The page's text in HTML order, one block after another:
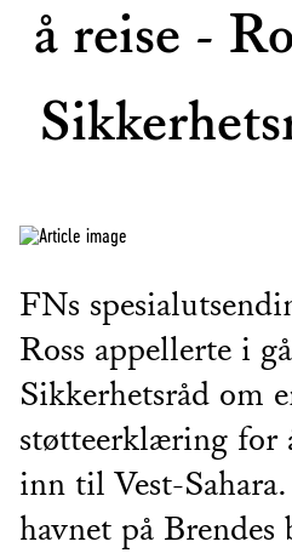
å reise -
FNs
Ross appellerte i
Sikkerhetsråd om
støtteerklæring for
inn til Vest-
havnet på Brendes